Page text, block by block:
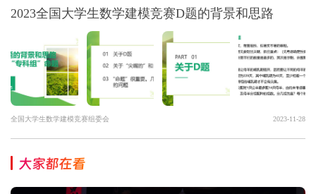
2023全国大学生数学建模竞赛D题的背景和思路
全国大学生数学建模竞赛组委会 2023-11-28
大家都在看